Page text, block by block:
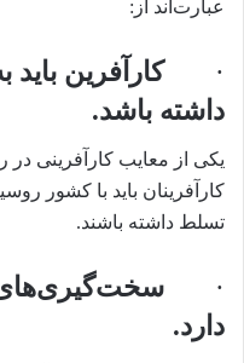
عبارت‌اند از:
·
کارآفرین
داشته باشد.
یکی از معایب کارآفرینی
کارآفرینان باید با کشور
تسلط داشته باشند.
·
سخت‌گیری‌های
دارد.